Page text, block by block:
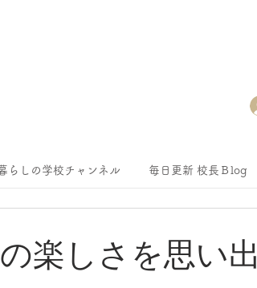
らしの学校チャンネル 毎日更新 校長Ｂlog
楽しさを思い出